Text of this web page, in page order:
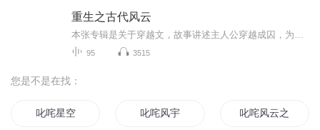
重生之古代风云
95 3515
您是不是在找：
叱咤星空 叱咤风宇 叱咤风云之异世界